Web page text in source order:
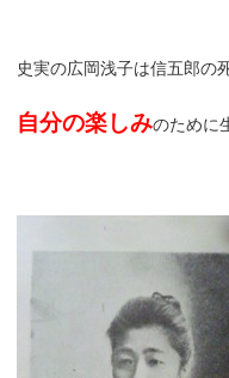
史実の広岡浅子は信五郎の
自分の楽しみのために